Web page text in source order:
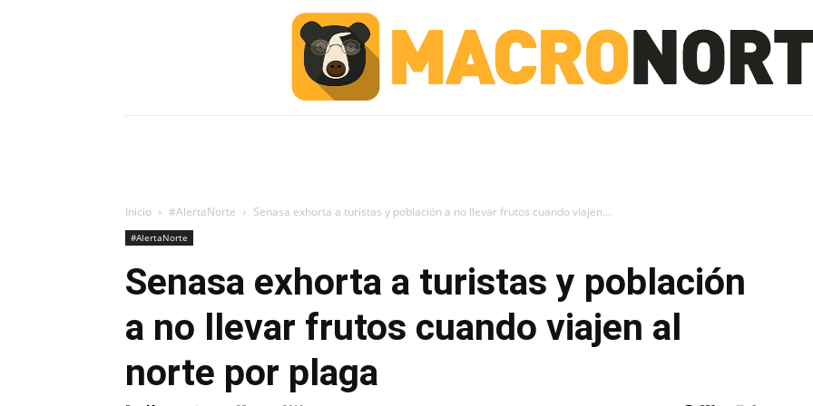
Inicio #AlertaNorte Senasa exhorta a turistas y población a no llevar frutos cuando viajen...
#AlertaNorte
Senasa exhorta a turistas y población
a no llevar frutos cuando viajen al
norte por plaga